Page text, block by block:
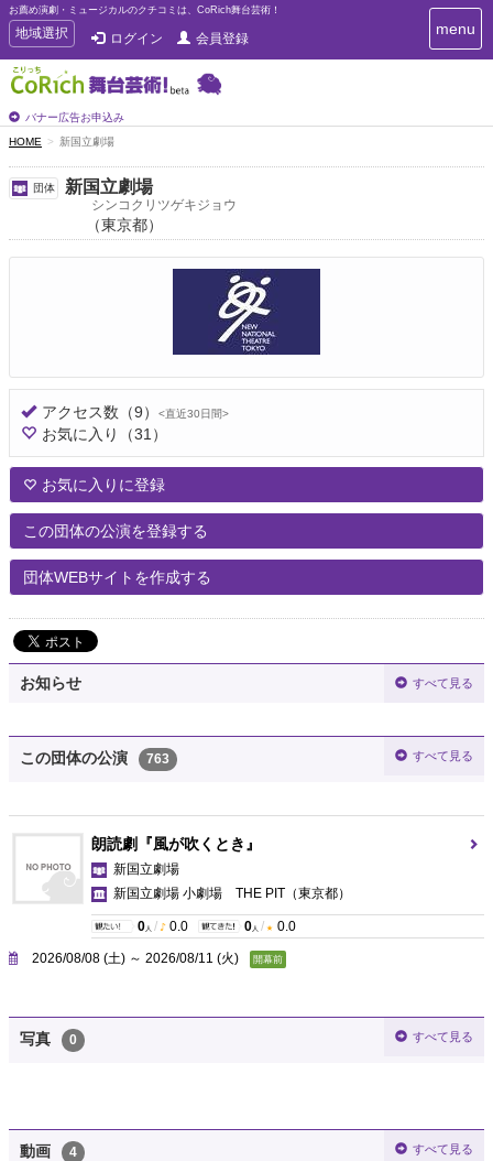
お薦め演劇・ミュージカルのクチコミは、CoRich舞台芸術！
T
o
g
g
e
n
a
v
i
a
t
地域選択 ログイン 会員登録
バナー広告お申込み
T
o
menu
HOME 新国立劇場
団体 新国立劇場
シンコクリツゲキジョウ
（東京都）
アクセス数 （9） <直近30日間>
お気に入り （31）
お気に入りに登録
この団体の公演を登録する
団体WEBサイトを作成する
お知らせ すべて見る
この団体の公演 763 すべて見る
朗読劇『風が吹くとき』
新国立劇場
新国立劇場 小劇場 THE PIT （東京都）
0 人 / 0.0 0 人 / 0.0
2026/08/08 (土) ～ 2026/08/11 (火) 開幕前
写真 0 すべて見る
動画 4 すべて見る